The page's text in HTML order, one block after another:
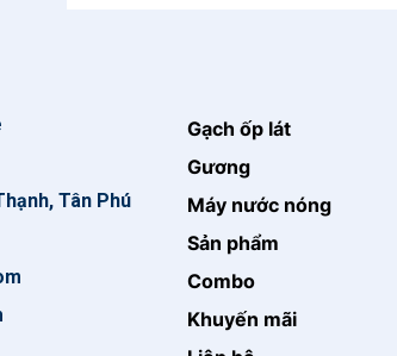
Tân Phú
Gạch ốp lát
Gương
Máy nước nóng
Sản phẩm
Combo
Khuyến mãi